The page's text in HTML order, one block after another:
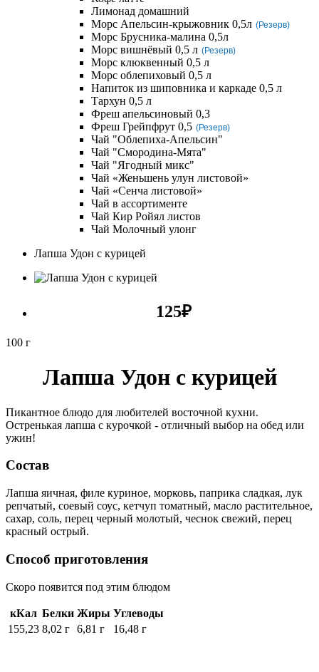
Лимонад домашний
Морс Апельсин-крыжовник 0,5л (Резерв)
Морс Брусника-малина 0,5л
Морс вишнёвый 0,5 л (Резерв)
Морс клюквенный 0,5 л
Морс облепиховый 0,5 л
Напиток из шиповника и каркаде 0,5 л
Тархун 0,5 л
Фреш апельсиновый 0,3
Фреш Грейпфрут 0,5 (Резерв)
Чай "Облепиха-Апельсин"
Чай "Смородина-Мята"
Чай "Ягодный микс"
Чай «Женьшень улун листовой»
Чай «Сенча листовой»
Чай в ассортименте
Чай Кир Ройял листов
Чай Молочный улонг
Лапша Удон с курицей
125₽
100 г
Лапша Удон с курицей
Пикантное блюдо для любителей восточной кухни.
Остренькая лапша с курочкой - отличный выбор на обед или
ужин!
Состав
Лапша яичная, филе куриное, морковь, паприка сладкая, лук
репчатый, соевый соус, кетчуп томатный, масло растительное,
сахар, соль, перец черный молотый, чеснок свежий, перец
красный острый.
Способ приготовления
Скоро появится под этим блюдом
кКал Белки Жиры Углеводы
155,23 8,02 г 6,81 г 16,48 г